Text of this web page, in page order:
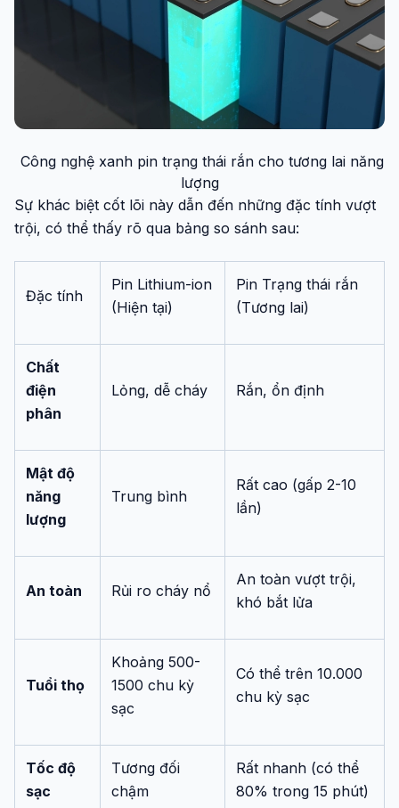
Công nghệ xanh pin trạng thái rắn cho tương lai năng
lượng
Sự khác biệt cốt lõi này dẫn đến những đặc tính vượt
trội, có thể thấy rõ qua bảng so sánh sau:
Đặc tính
Pin Lithium-ion
(Hiện tại)
Pin Trạng thái rắn
(Tương lai)
Chất
điện
phân
Lỏng, dễ cháy Rắn, ổn định
Mật độ
năng
lượng
Trung bình
Rất cao (gấp 2-10
lần)
An toàn Rủi ro cháy nổ
An toàn vượt trội,
khó bắt lửa
Tuổi thọ
Khoảng 500-
1500 chu kỳ
sạc
Có thể trên 10.000
chu kỳ sạc
Tốc độ
sạc
Tương đối
chậm
Rất nhanh (có thể
80% trong 15 phút)